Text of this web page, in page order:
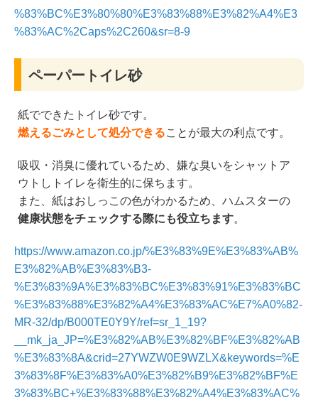
%83%BC%E3%80%80%E3%83%88%E3%82%A4%E3
%83%AC%2Caps%2C260&sr=8-9
ペーパートイレ砂
紙でできたトイレ砂です。
燃えるごみとして処分できることが最大の利点です。
吸収・消臭に優れているため、嫌な臭いをシャットア
ウトしトイレを衛生的に保ちます。
また、紙はおしっこの色がわかるため、ハムスターの
健康状態をチェックする際にも役立ちます。
https://www.amazon.co.jp/%E3%83%9E%E3%83%AB%
E3%82%AB%E3%83%B3-
%E3%83%9A%E3%83%BC%E3%83%91%E3%83%BC
%E3%83%88%E3%82%A4%E3%83%AC%E7%A0%82-
MR-32/dp/B000TE0Y9Y/ref=sr_1_19?
__mk_ja_JP=%E3%82%AB%E3%82%BF%E3%82%AB
%E3%83%8A&crid=27YWZW0E9WZLX&keywords=%E
3%83%8F%E3%83%A0%E3%82%B9%E3%82%BF%E
3%83%BC+%E3%83%88%E3%82%A4%E3%83%AC%